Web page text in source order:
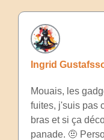
Ingrid
Mouais, les
fuites, j'suis pas
bras et si ça
panade. 🤨